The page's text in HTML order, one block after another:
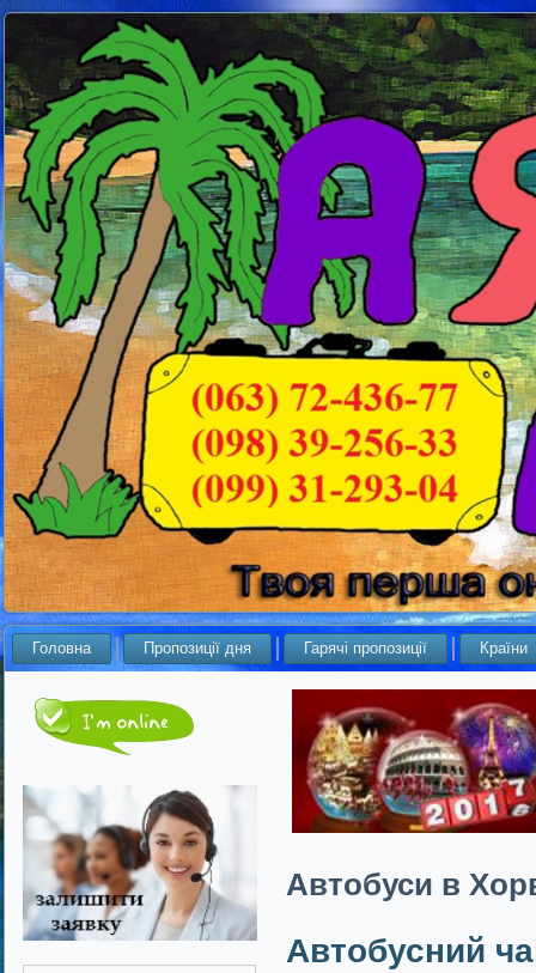
Головна Пропозиції дня Гарячі пропозиції Країни
Автобуси в
Автобусний